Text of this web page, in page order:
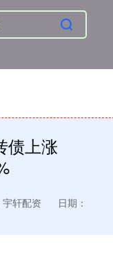
债上涨
宇轩配资
日期：